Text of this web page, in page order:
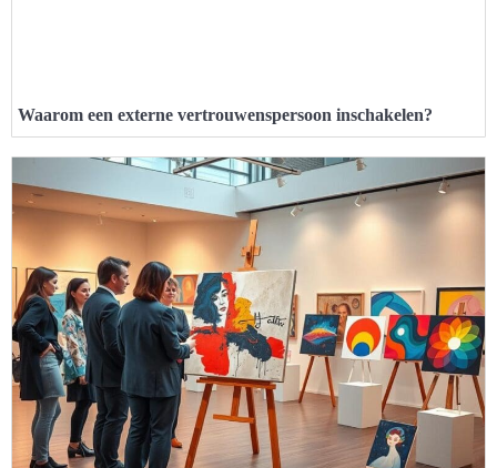
Waarom een externe vertrouwenspersoon inschakelen?